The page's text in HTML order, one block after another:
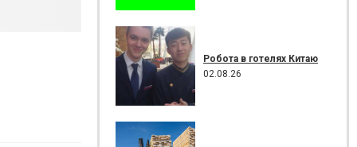
Робота в готелях Китаю
02.08.26